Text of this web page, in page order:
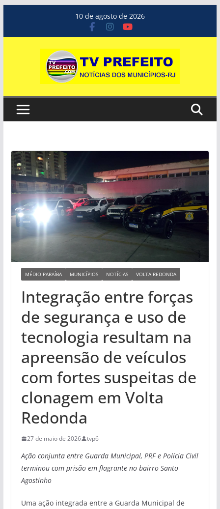
o
10 de agosto de 2026
MÉDIO PARAÍBA MUNICÍPIOS NOTÍCIAS VOLTA REDONDA
Integração entre forças
de segurança e uso de
tecnologia resultam na
apreensão de veículos
com fortes suspeitas de
clonagem em Volta
Redonda
27 de maio de 2026 tvp6
Ação conjunta entre Guarda Municipal, PRF e Polícia Civil
terminou com prisão em flagrante no bairro Santo
Agostinho
Uma ação integrada entre a Guarda Municipal de